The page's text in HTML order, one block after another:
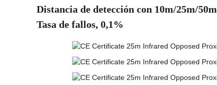
Distancia de detección con 10m/25m/50m
Tasa de fallos, 0,1%